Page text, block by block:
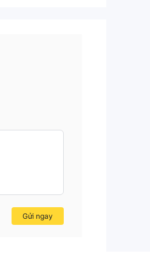
Gửi ngay